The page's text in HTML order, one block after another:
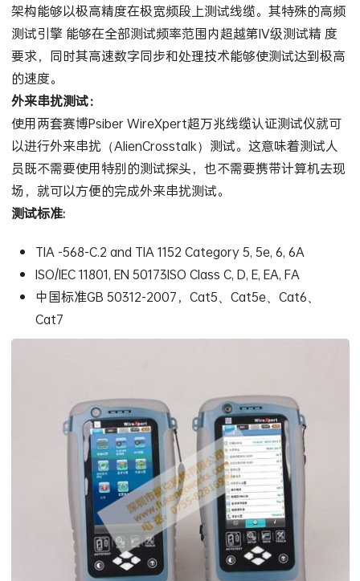
架构能够以极高精度在极宽频段上测试线缆。其特殊的高频
测试引擎 能够在全部测试频率范围内超越第IV级测试精 度
要求，同时其高速数字同步和处理技术能够使测试达到极高
的速度。
外来串扰测试：
使用两套赛博Psiber WireXpert超万兆线缆认证测试仪就可
以进行外来串扰（AlienCrosstalk）测试。这意味着测试人
员既不需要使用特别的测试探头，也不需要携带计算机去现
场，就可以方便的完成外来串扰测试。
测试标准:
TIA -568-C.2 and TIA 1152 Category 5, 5e, 6, 6A
ISO/IEC 11801, EN 50173ISO Class C, D, E, EA, FA
中国标准GB 50312-2007，Cat5、Cat5e、Cat6、
Cat7